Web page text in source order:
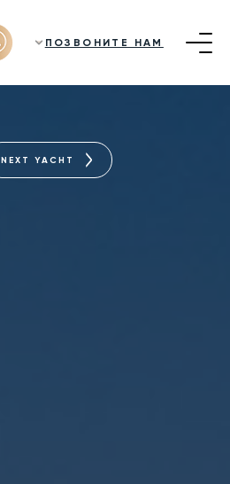
ПОЗВОНИТЕ НАМ
NEXT YACHT